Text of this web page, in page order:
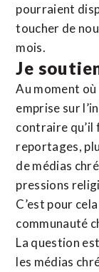
pourraient
toucher de
mois.
Je
Au moment
emprise sur
contraire qu’il
reportages,
de médias
pressions
C’est pour
communauté
La question
les médias